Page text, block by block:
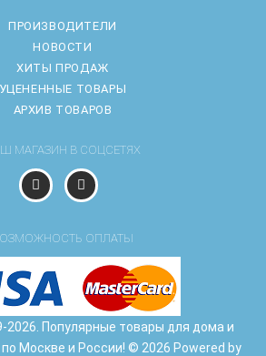
ПРОИЗВОДИТЕЛИ
НОВОСТИ
ХИТЫ ПРОДАЖ
УЦЕНЕННЫЕ ТОВАРЫ
АРХИВ ТОВАРОВ
МАГАЗИН В СОЦСЕТЯХ
ОПЛАТЫ
2026. Популярные товары для дома и
Москве и России! © 2026 Powered by